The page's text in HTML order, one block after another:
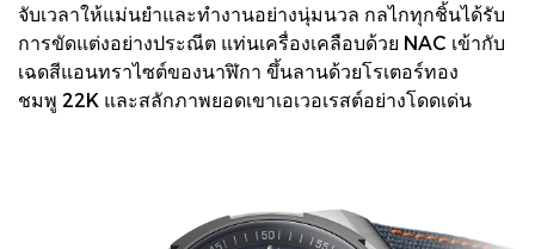
จับเวลาให้แม่นยำและทำงานอย่างนุ่มนวล กลไกทุกชิ้นได้รับ
การขัดแต่งอย่างประณีต แท่นเครื่องเคลือบด้วย NAC เข้ากับ
เฉดสีแอนทราไซต์ของนาฬิกา ขึ้นลานด้วยโรเตอร์ทอง
ชมพู 22K และสลักภาพยอดเขาเอเวอเรสต์อย่างโดดเด่น